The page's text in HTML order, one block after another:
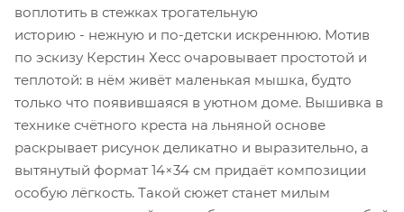
воплотить в стежках трогательную
историю - нежную и по-детски искреннюю. Мотив
по эскизу Керстин Хесс очаровывает простотой и
теплотой: в нём живёт маленькая мышка, будто
только что появившаяся в уютном доме. Вышивка в
технике счётного креста на льняной основе
раскрывает рисунок деликатно и выразительно, а
вытянутый формат 14×34 см придаёт композиции
особую лёгкость. Такой сюжет станет милым